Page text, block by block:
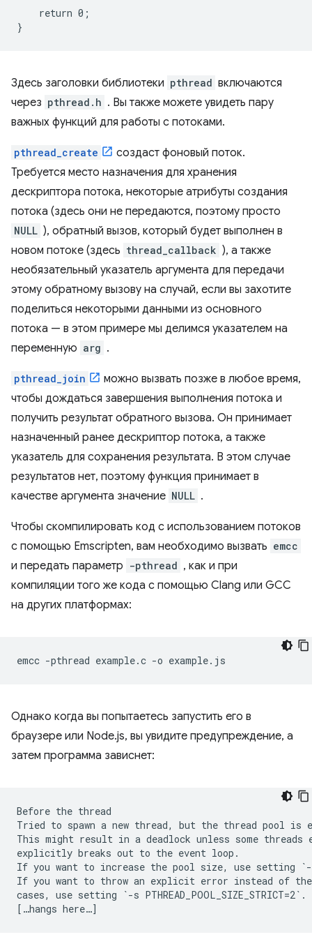
return 0 ;
}
Здесь заголовки библиотеки pthread включаются
через pthread.h . Вы также можете увидеть пару
важных функций для работы с потоками.
pthread_create
создаст фоновый поток.
Требуется место назначения для хранения
дескриптора потока, некоторые атрибуты создания
потока (здесь они не передаются, поэтому просто
NULL ), обратный вызов, который будет выполнен в
новом потоке (здесь thread_callback ), а также
необязательный указатель аргумента для передачи
этому обратному вызову на случай, если вы захотите
поделиться некоторыми данными из основного
потока — в этом примере мы делимся указателем на
переменную arg .
pthread_join
можно вызвать позже в любое время,
чтобы дождаться завершения выполнения потока и
получить результат обратного вызова. Он принимает
назначенный ранее дескриптор потока, а также
указатель для сохранения результата. В этом случае
результатов нет, поэтому функция принимает в
качестве аргумента значение NULL .
Чтобы скомпилировать код с использованием потоков
с помощью Emscripten, вам необходимо вызвать emcc
и передать параметр -pthread , как и при
компиляции того же кода с помощью Clang или GCC
на других платформах:
emcc -pthread example.c -o
Однако когда вы попытаетесь запустить его в
браузере или Node.js, вы увидите предупреждение, а
затем программа зависнет:
Before the thread
Tried to spawn a new thread, but the thread pool is
This might result in a deadlock unless some
explicitly breaks out to the event loop.
If you want to increase the pool size, use setting `-s
If you want to throw an explicit error instead of
cases, use setting `-s PTHREAD_POOL_SIZE_STRICT=2`.